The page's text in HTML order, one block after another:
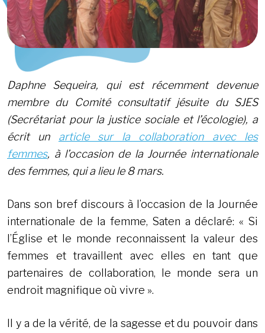
Daphne Sequeira, qui est récemment devenue
membre du Comité consultatif jésuite du SJES
(Secrétariat pour la justice sociale et l’écologie), a
écrit un article sur la collaboration avec les
femmes, à l’occasion de la Journée internationale
des femmes, qui a lieu le 8 mars.
Dans son bref discours à l’occasion de la Journée
internationale de la femme, Saten a déclaré: « Si
l’Église et le monde reconnaissent la valeur des
femmes et travaillent avec elles en tant que
partenaires de collaboration, le monde sera un
endroit magnifique où vivre ».
Il y a de la vérité, de la sagesse et du pouvoir dans